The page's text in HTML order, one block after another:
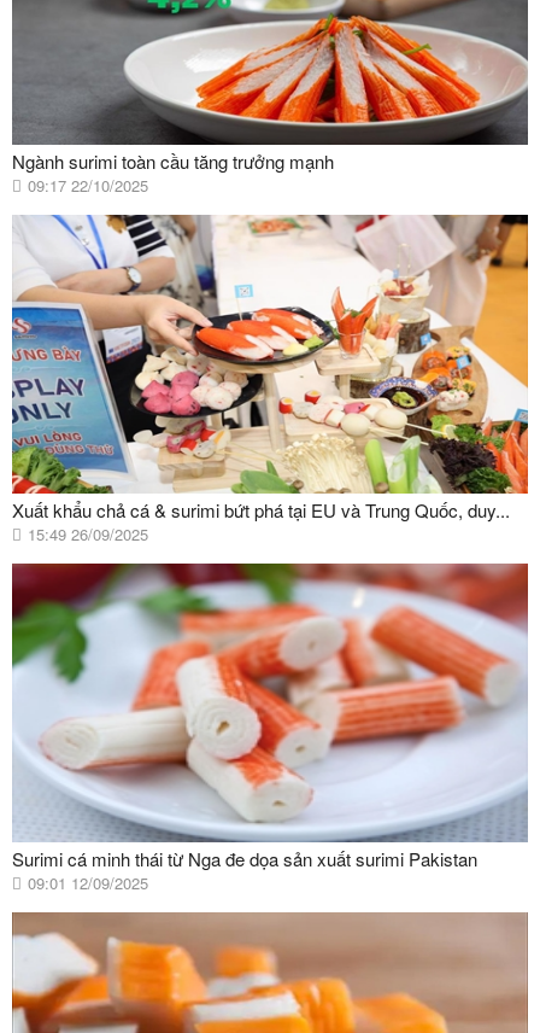
Ngành surimi toàn cầu tăng trưởng mạnh
09:17 22/10/2025
Xuất khẩu chả cá & surimi bứt phá tại EU và Trung Quốc, duy...
15:49 26/09/2025
Surimi cá minh thái từ Nga đe dọa sản xuất surimi Pakistan
09:01 12/09/2025